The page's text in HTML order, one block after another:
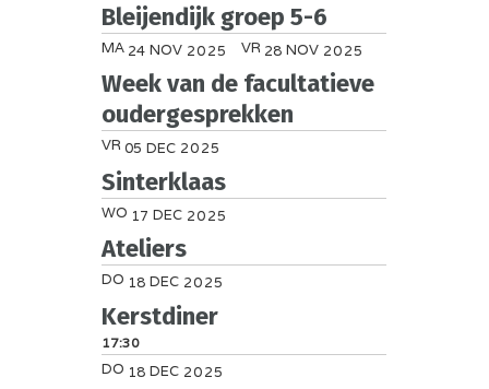
Bleijendijk groep 5-6
MA 24 NOV 2025 VR 28 NOV 2025
Week van de facultatieve
oudergesprekken
VR 05 DEC 2025
Sinterklaas
WO 17 DEC 2025
Ateliers
DO 18 DEC 2025
Kerstdiner
17:30
DO 18 DEC 2025